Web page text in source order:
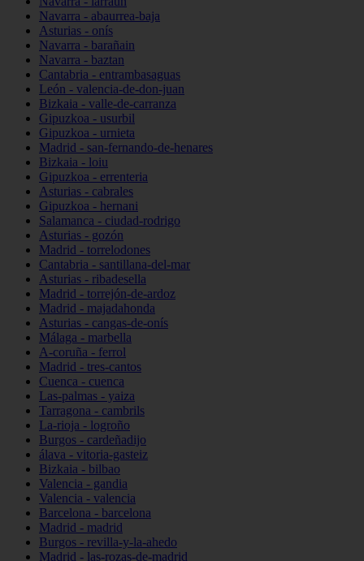
Navarra - abaurrea-baja
Asturias - onís
Navarra - barañain
Navarra - baztan
Cantabria - entrambasaguas
León - valencia-de-don-juan
Bizkaia - valle-de-carranza
Gipuzkoa - usurbil
Gipuzkoa - urnieta
Madrid - san-fernando-de-henares
Bizkaia - loiu
Gipuzkoa - errenteria
Asturias - cabrales
Gipuzkoa - hernani
Salamanca - ciudad-rodrigo
Asturias - gozón
Madrid - torrelodones
Cantabria - santillana-del-mar
Asturias - ribadesella
Madrid - torrejón-de-ardoz
Madrid - majadahonda
Asturias - cangas-de-onís
Málaga - marbella
A-coruña - ferrol
Madrid - tres-cantos
Cuenca - cuenca
Las-palmas - yaiza
Tarragona - cambrils
La-rioja - logroño
Burgos - cardeñadijo
álava - vitoria-gasteiz
Bizkaia - bilbao
Valencia - gandia
Valencia - valencia
Barcelona - barcelona
Madrid - madrid
Burgos - revilla-y-la-ahedo
Madrid - las-rozas-de-madrid